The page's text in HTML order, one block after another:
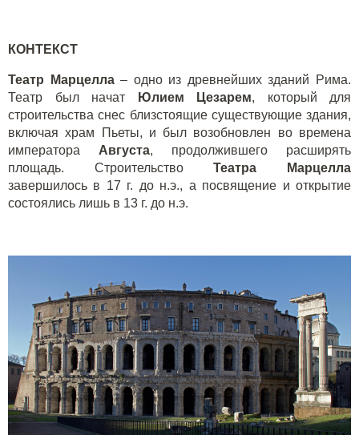
КОНТЕКСТ
Театр Марцелла– одно из древнейших зданий Рима.
Театр был начат
Юлием Цезарем, который для
строительства снес близстоящие существующие здания,
включая храм Пьеты, и был возобновлен во времена
императора Августа, продолжившего расширять
площадь. СтроительствоТеатра Марцелла
завершилось в 17 г. до н.э., а посвящение и открытие
состоялись лишь в 13 г. до н.э.